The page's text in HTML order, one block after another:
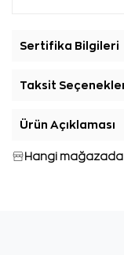
Sertifika Bilgileri
Taksit
Ürün Açıklaması
Hangi mağazada